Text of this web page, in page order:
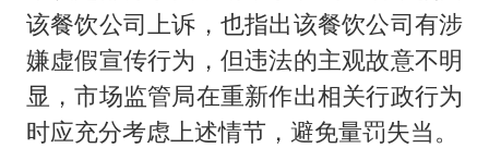
该餐饮公司上诉，也指出该餐饮公司有涉
嫌虚假宣传行为，但违法的主观故意不明
显，市场监管局在重新作出相关行政行为
时应充分考虑上述情节，避免量罚失当。